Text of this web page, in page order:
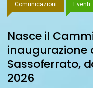
Comunicazioni Eventi
Nasce il
inaugurazione
Sassoferrato,
2026